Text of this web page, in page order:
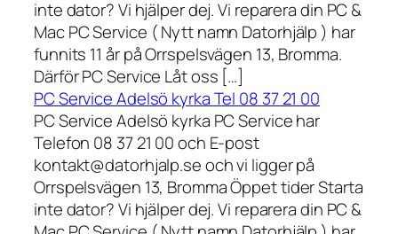
inte dator? Vi hjälper dej. Vi reparera din PC &
Mac PC Service ( Nytt namn Datorhjälp ) har
funnits 11 år på Orrspelsvägen 13, Bromma.
Därför PC Service Låt oss […]
PC Service Adelsö kyrka Tel 08 37 21 00
PC Service Adelsö kyrka PC Service har
Telefon 08 37 21 00 och E-post
kontakt@datorhjalp.se och vi ligger på
Orrspelsvägen 13, Bromma Öppet tider Starta
inte dator? Vi hjälper dej. Vi reparera din PC &